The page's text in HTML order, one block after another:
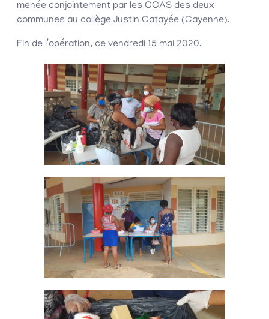
menée conjointement par les CCAS des deux
communes au collège Justin Catayée (Cayenne).
Fin de l’opération, ce vendredi 15 mai 2020.